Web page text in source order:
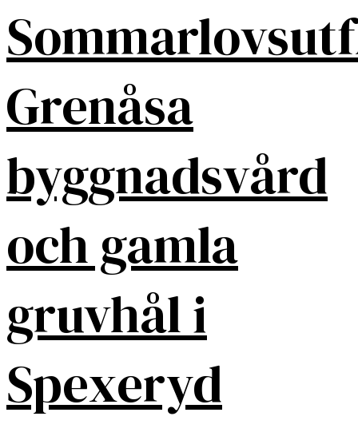
Grenåsa
byggnadsvård
och gamla
gruvhål i
Spexeryd